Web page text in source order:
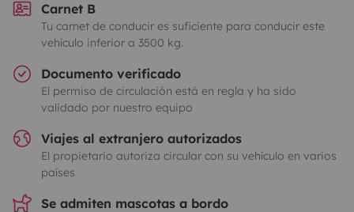
Carnet B
Tu carnet de conducir es suficiente para conducir este
vehículo inferior a 3500 kg.
Documento verificado
El permiso de circulación está en regla y ha sido
validado por nuestro equipo
Viajes al extranjero autorizados
El propietario autoriza circular con su vehículo en varios
países
Se admiten mascotas a bordo